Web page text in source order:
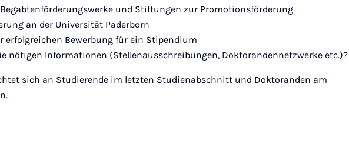
und Stiftungen zur Promotionsförderung
an der Universität Paderborn
erfolgreichen Bewerbung für ein Stipendium
nötigen Informationen (Stellenausschreibungen, Doktorandennetzwerke etc.)?
sich an Studierende im letzten Studienabschnitt und Doktoranden am